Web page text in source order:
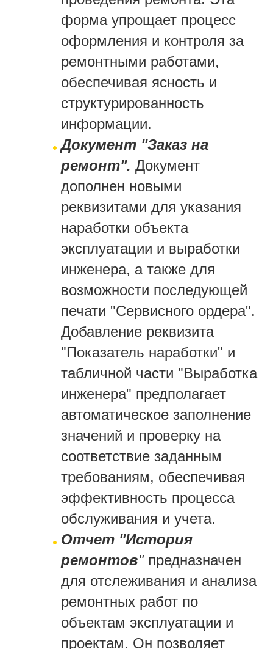
форма упрощает процесс
оформления и контроля за
ремонтными работами,
обеспечивая ясность и
структурированность
информации.
Документ "Заказ на
ремонт". Документ
дополнен новыми
реквизитами для указания
наработки объекта
эксплуатации и выработки
инженера, а также для
возможности последующей
печати "Сервисного ордера".
Добавление реквизита
"Показатель наработки" и
табличной части "Выработка
инженера" предполагает
автоматическое заполнение
значений и проверку на
соответствие заданным
требованиям, обеспечивая
эффективность процесса
обслуживания и учета.
Отчет "История
ремонтов"предназначен
для отслеживания и анализа
ремонтных работ по
объектам эксплуатации и
проектам. Он позволяет